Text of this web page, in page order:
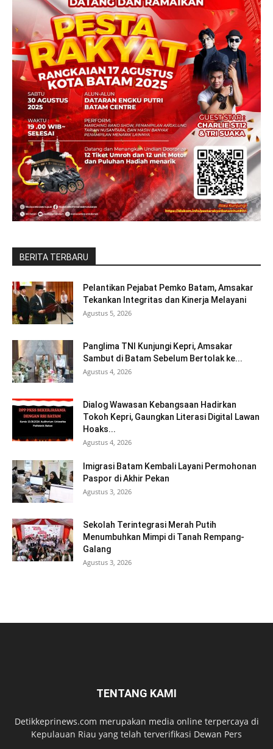
BERITA TERBARU
Pelantikan Pejabat Pemko Batam, Amsakar
Tekankan Integritas dan Kinerja Melayani
Agustus 5, 2026
Panglima TNI Kunjungi Kepri, Amsakar
Sambut di Batam Sebelum Bertolak ke...
Agustus 4, 2026
Dialog Wawasan Kebangsaan Hadirkan
Tokoh Kepri, Gaungkan Literasi Digital Lawan
Hoaks...
Agustus 4, 2026
Imigrasi Batam Kembali Layani Permohonan
Paspor di Akhir Pekan
Agustus 3, 2026
Sekolah Terintegrasi Merah Putih
Menumbuhkan Mimpi di Tanah Rempang-
Galang
Agustus 3, 2026
TENTANG KAMI
Detikkeprinews.com merupakan media online terpercaya di
Kepulauan Riau yang telah terverifikasi Dewan Pers